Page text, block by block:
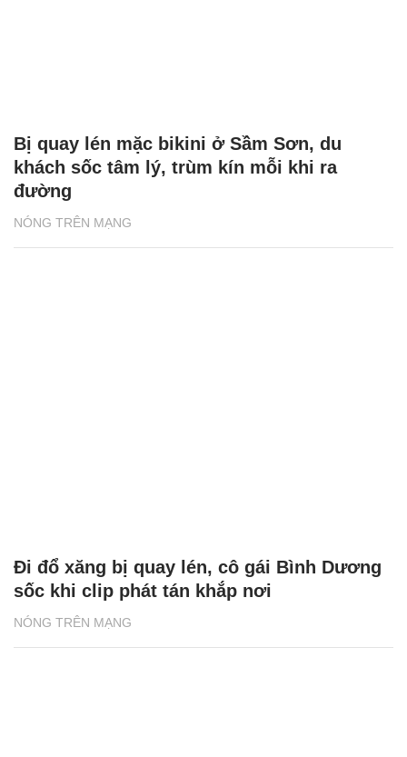
NÓNG TRÊN MẠNG
Bị quay lén mặc bikini ở Sầm Sơn, du
khách sốc tâm lý, trùm kín mỗi khi ra
đường
NÓNG TRÊN MẠNG
Đi đổ xăng bị quay lén, cô gái Bình Dương
sốc khi clip phát tán khắp nơi